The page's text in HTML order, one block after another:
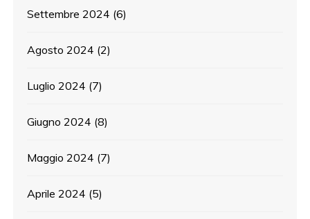
Settembre 2024 (6)
Agosto 2024 (2)
Luglio 2024 (7)
Giugno 2024 (8)
Maggio 2024 (7)
Aprile 2024 (5)